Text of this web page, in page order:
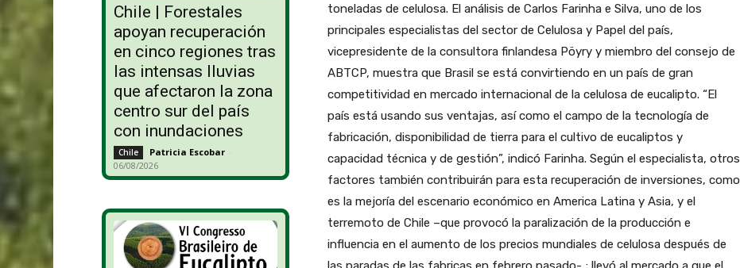
Chile | Forestales
apoyan recuperación
en cinco regiones tras
las intensas lluvias
que afectaron la zona
centro sur del país
con inundaciones
Chile Patricia Escobar -
06/08/2026
toneladas de celulosa. El análisis de Carlos Farinha e Silva, uno de los
principales especialistas del sector de Celulosa y Papel del país,
vicepresidente de la consultora finlandesa Pöyry y miembro del consejo de
ABTCP, muestra que Brasil se está convirtiendo en un país de gran
competitividad en mercado internacional de la celulosa de eucalipto. “El
país está usando sus ventajas, así como el campo de la tecnología de
fabricación, disponibilidad de tierra para el cultivo de eucaliptos y
capacidad técnica y de gestión”, indicó Farinha. Según el especialista, otros
factores también contribuirán para esta recuperación de inversiones, como
es la mejoría del escenario económico en America Latina y Asia, y el
terremoto de Chile –que provocó la paralización de la producción e
influencia en el aumento de los precios mundiales de celulosa después de